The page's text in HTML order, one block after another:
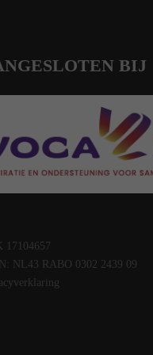
BIJ
17104657
NL43 RABO 0302 2439 09